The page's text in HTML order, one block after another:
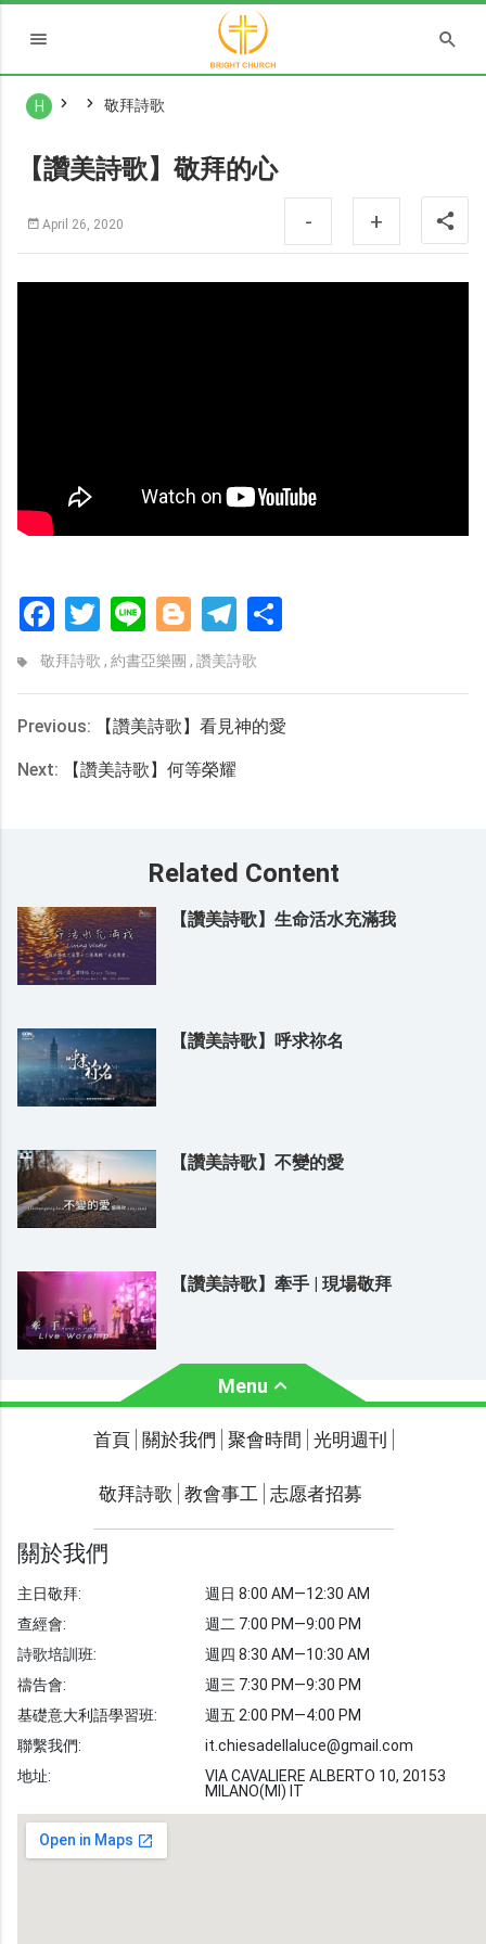
H 敬拜詩歌
【讚美詩歌】敬拜的心
April 26, 2020 - +
FacebookTwitter Line Blogger Telegram
敬拜詩歌 , 約書亞樂團 , 讚美詩歌
Previous: 【讚美詩歌】看見神的愛
Next: 【讚美詩歌】何等榮耀
Related Content
【讚美詩歌】生命活水充滿我
【讚美詩歌】呼求祢名
【讚美詩歌】不變的愛
【讚美詩歌】牽手 | 現場敬拜
Menu
關於我們 聚會時間
光明週刊 學習聖經
聖經故事
敬拜詩歌 圖庫
聖經金句
教會事工 志愿者招募
首頁 關於我們 聚會時間 光明週刊
敬拜詩歌 教會事工 志愿者招募
關於我們
主日敬拜:
查經會:
詩歌培訓班:
禱告會:
基礎意大利語學習班:
聯繫我們:
地址:
週日 8:00 AM—12:30 AM
週二 7:00 PM—9:00 PM
週四 8:30 AM—10:30 AM
週三 7:30 PM—9:30 PM
週五 2:00 PM—4:00 PM
it.chiesadellaluce@gmail.com
VIA CAVALIERE ALBERTO 10, 20153
MILANO(MI) IT